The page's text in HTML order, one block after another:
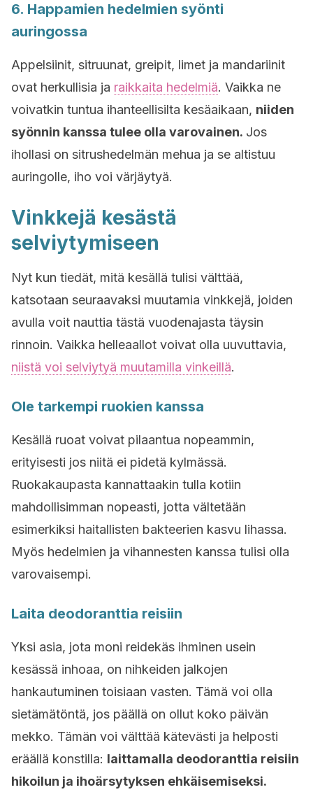
6. Happamien hedelmien syönti
auringossa
Appelsiinit, sitruunat, greipit, limet ja mandariinit
ovat herkullisia ja raikkaita hedelmiä. Vaikka ne
voivatkin tuntua ihanteellisilta kesäaikaan, niiden
syönnin kanssa tulee olla varovainen. Jos
ihollasi on sitrushedelmän mehua ja se altistuu
auringolle, iho voi värjäytyä.
Vinkkejä kesästä
selviytymiseen
Nyt kun tiedät, mitä kesällä tulisi välttää,
katsotaan seuraavaksi muutamia vinkkejä, joiden
avulla voit nauttia tästä vuodenajasta täysin
rinnoin. Vaikka helleaallot voivat olla uuvuttavia,
niistä voi selviytyä muutamilla vinkeillä.
Ole tarkempi ruokien kanssa
Kesällä ruoat voivat pilaantua nopeammin,
erityisesti jos niitä ei pidetä kylmässä.
Ruokakaupasta kannattaakin tulla kotiin
mahdollisimman nopeasti, jotta vältetään
esimerkiksi haitallisten bakteerien kasvu lihassa.
Myös hedelmien ja vihannesten kanssa tulisi olla
varovaisempi.
Laita deodoranttia reisiin
Yksi asia, jota moni reidekäs ihminen usein
kesässä inhoaa, on nihkeiden jalkojen
hankautuminen toisiaan vasten. Tämä voi olla
sietämätöntä, jos päällä on ollut koko päivän
mekko. Tämän voi välttää kätevästi ja helposti
eräällä konstilla: laittamalla deodoranttia reisiin
hikoilun ja ihoärsytyksen ehkäisemiseksi.